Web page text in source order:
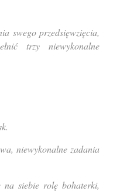
swego przedsięwzięcia,
trzy niewykonalne
niewykonalne zadania
siebie rolę bohaterki,